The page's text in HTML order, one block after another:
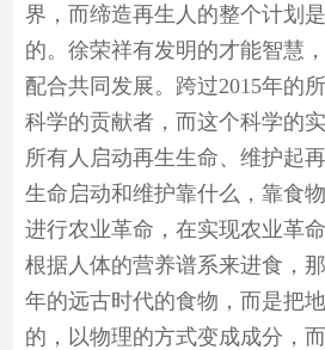
界，而缔造再生人的整个计划
的。徐荣祥有发明的才能智慧
配合共同发展。跨过2015年的
科学的贡献者，而这个科学的
所有人启动再生生命、维护起
生命启动和维护靠什么，靠食
进行农业革命，在实现农业革
根据人体的营养谱系来进食，
年的远古时代的食物，而是把
的，以物理的方式变成成分，